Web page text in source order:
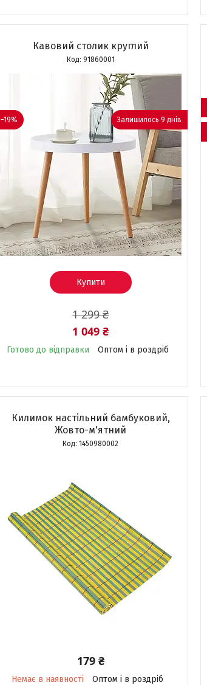
Кавовий столик круглий
91860001
–19% Залишилось 9 днів
Купити
1 299 ₴
1 049 ₴
Готово до відправки Оптом і в роздріб
Килимок настільний бамбуковий,
Жовто-м'ятний
1450980002
179 ₴
Немає в наявності
Оптом і в роздріб